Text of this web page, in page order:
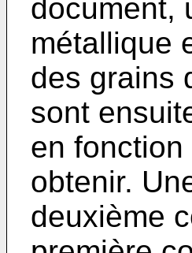
document,
métallique
des grains
sont
en
obtenir.
deuxième